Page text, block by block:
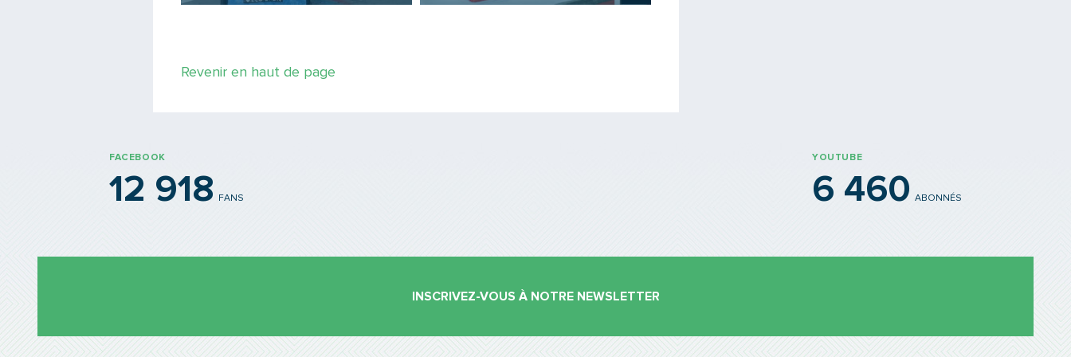
Revenir en haut de page
FACEBOOK
12 918 FANS
YOUTUBE
6 460 ABONNÉS
INSCRIVEZ-VOUS À NOTRE NEWSLETTER